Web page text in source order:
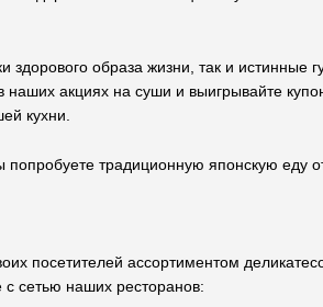
здорового образа жизни, так и истинные
акциях на суши и выигрывайте
кухни.
попробуете традиционную японскую еду
посетителей ассортиментом
с сетью наших ресторанов: